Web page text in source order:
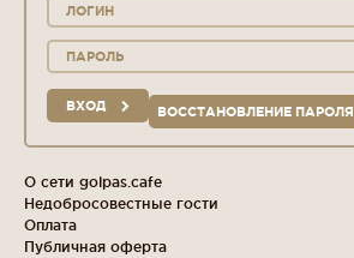
ВХОД ВОССТАНОВЛЕНИЕ ПАРОЛЯ
О сети golpas.cafe
Недобросовестные гости
Оплата
Публичная оферта